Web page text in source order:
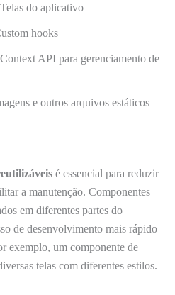
do aplicativo
hooks
API para gerenciamento de
e outros arquivos estáticos
é essencial para reduzir
a manutenção. Componentes
em diferentes partes do
de desenvolvimento mais rápido
exemplo, um componente de
telas com diferentes estilos.